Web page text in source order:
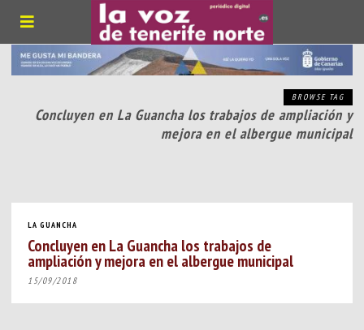
BROWSE TAG
Concluyen en La Guancha los trabajos de ampliación y
mejora en el albergue municipal
LA GUANCHA
Concluyen en La Guancha los trabajos de
ampliación y mejora en el albergue municipal
15/09/2018